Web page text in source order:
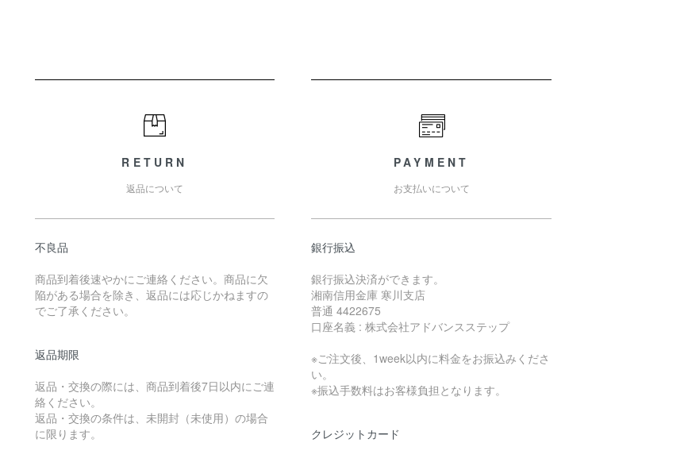
RETURN
返品について
不良品
商品到着後速やかにご連絡ください。商品に欠
陥がある場合を除き、返品には応じかねますの
でご了承ください。
返品期限
返品・交換の際には、商品到着後7日以内にご連
絡ください。
返品・交換の条件は、未開封（未使用）の場合
に限ります。
PAYMENT
お支払いについて
銀行振込
銀行振込決済ができます。
湘南信用金庫 寒川支店
普通 4422675
口座名義 : 株式会社アドバンスステップ
※ご注文後、1week以内に料金をお振込みくださ
い。
※振込手数料はお客様負担となります。
クレジットカード